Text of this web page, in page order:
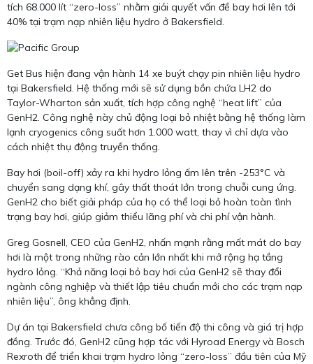
tích 68.000 lít “zero-loss” nhằm giải quyết vấn đề bay hơi lên tới
40% tại trạm nạp nhiên liệu hydro ở Bakersfield.
Get Bus hiện đang vận hành 14 xe buýt chạy pin nhiên liệu hydro
tại Bakersfield. Hệ thống mới sẽ sử dụng bồn chứa LH2 do
Taylor-Wharton sản xuất, tích hợp công nghệ “heat lift” của
GenH2. Công nghệ này chủ động loại bỏ nhiệt bằng hệ thống làm
lạnh cryogenics công suất hơn 1.000 watt, thay vì chỉ dựa vào
cách nhiệt thụ động truyền thống.
Bay hơi (boil-off) xảy ra khi hydro lỏng ấm lên trên -253°C và
chuyển sang dạng khí, gây thất thoát lớn trong chuỗi cung ứng.
GenH2 cho biết giải pháp của họ có thể loại bỏ hoàn toàn tình
trạng bay hơi, giúp giảm thiểu lãng phí và chi phí vận hành.
Greg Gosnell, CEO của GenH2, nhấn mạnh rằng mất mát do bay
hơi là một trong những rào cản lớn nhất khi mở rộng hạ tầng
hydro lỏng. “Khả năng loại bỏ bay hơi của GenH2 sẽ thay đổi
ngành công nghiệp và thiết lập tiêu chuẩn mới cho các trạm nạp
nhiên liệu”, ông khẳng định.
Dự án tại Bakersfield chưa công bố tiến độ thi công và giá trị hợp
đồng. Trước đó, GenH2 cũng hợp tác với Hyroad Energy và Bosch
Rexroth để triển khai trạm hydro lỏng “zero-loss” đầu tiên của Mỹ